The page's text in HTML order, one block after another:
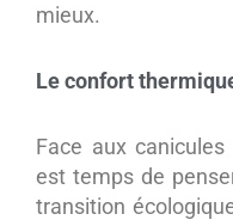
mieux.
Le confort
Face aux
est temps de
transition